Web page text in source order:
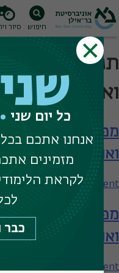
Skip
to
content
חיפוש סיור
תגית חיפוש:
ואנתרופולוגיה
מפגש עם המחלקה
ואנתרופולוגיה –
Leave a Comment
on
מפגש
המחלקה
מפגש עם המחלקה
ואנתרופולוגיה
Leave a Comment
שני
כל יום שני
אנחנו אתכם
מזמינים
לקראת
כבר